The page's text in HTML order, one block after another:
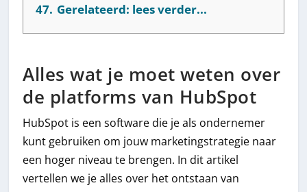
47. Gerelateerd: lees verder...
Alles wat je moet weten over
de platforms van HubSpot
HubSpot is een software die je als ondernemer
kunt gebruiken om jouw marketingstrategie naar
een hoger niveau te brengen. In dit artikel
vertellen we je alles over het ontstaan van